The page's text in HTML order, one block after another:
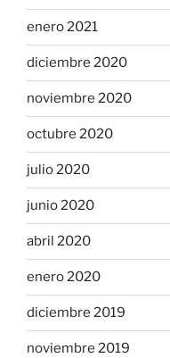
enero 2021
diciembre 2020
noviembre 2020
octubre 2020
julio 2020
junio 2020
abril 2020
enero 2020
diciembre 2019
noviembre 2019